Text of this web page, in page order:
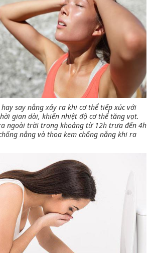
hay say nắng xảy ra khi cơ thể tiếp xúc với
gian dài, khiến nhiệt độ cơ thể tăng vọt.
ngoài trời trong khoảng từ 12h trưa đến 4h
nắng và thoa kem chống nắng khi ra